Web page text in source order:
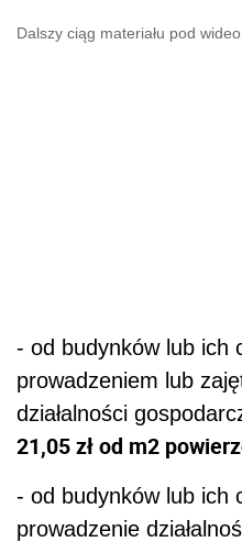
Dalszy ciąg materiału pod wideo
- od budynków lub ich
prowadzeniem lub
działalności
21,05 zł od m2
- od budynków lub ich
prowadzenie